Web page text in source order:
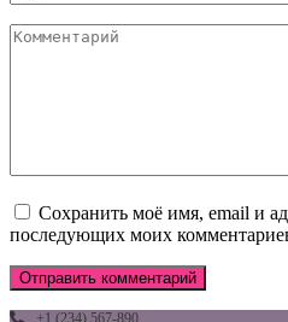
Комментарий
Сохранить моё имя, email и
последующих моих
+1 (234) 567-890